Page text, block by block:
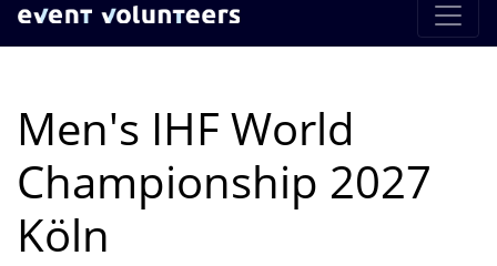
Men's IHF World
Championship 2027
Köln